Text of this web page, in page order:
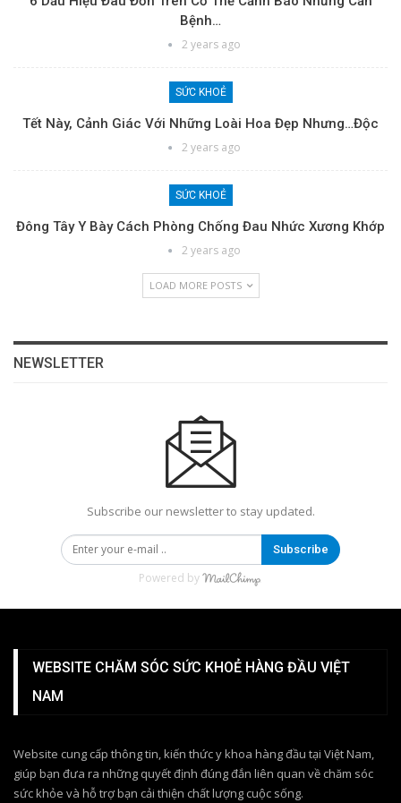
Bệnh…
2 years ago
SỨC KHOẺ
Tết Này, Cảnh Giác Với Những Loài Hoa Đẹp Nhưng…độc
2 years ago
SỨC KHOẺ
Đông Tây Y Bày Cách Phòng Chống Đau Nhức Xương Khớp
2 years ago
LOAD MORE POSTS
NEWSLETTER
Subscribe our newsletter to stay updated.
Subscribe
Powered by
WEBSITE CHĂM SÓC SỨC KHOẺ HÀNG ĐẦU VIỆT
NAM
Website cung cấp thông tin, kiến thức y khoa hàng đầu tại Việt Nam,
giúp bạn đưa ra những quyết định đúng đắn liên quan về chăm sóc
sức khỏe và hỗ trợ bạn cải thiện chất lượng cuộc sống.